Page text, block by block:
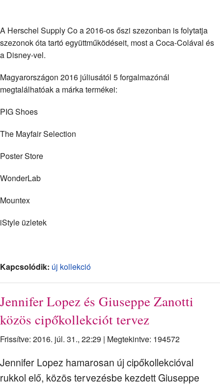
A Herschel Supply Co a 2016-os őszi szezonban is folytatja
szezonok óta tartó együttműködéseit, most a Coca-Colával és
a Disney-vel.
Magyarországon 2016 júliusától 5 forgalmazónál
megtalálhatóak a márka termékei:
PIG Shoes
The Mayfair Selection
Poster Store
WonderLab
Mountex
iStyle üzletek
Kapcsolódik: új kollekció
Jennifer Lopez és Giuseppe Zanotti
közös cipőkollekciót tervez
Frissítve: 2016. júl. 31., 22:29 | Megtekintve: 194572
Jennifer Lopez hamarosan új cipőkollekcióval
rukkol elő, közös tervezésbe kezdett Giuseppe